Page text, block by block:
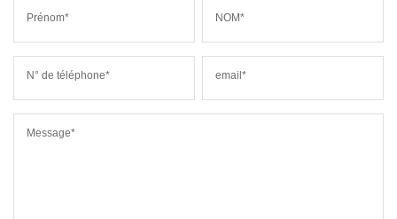
Prénom* NOM*
N° de téléphone* email*
Message*